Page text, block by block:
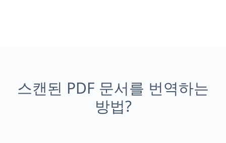
스캔된 PDF 문서를 번역하는
방법?